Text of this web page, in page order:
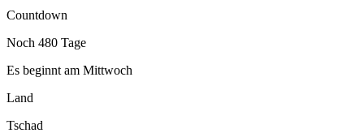
Countdown
Noch 480 Tage
Es beginnt am Mittwoch
Land
Tschad